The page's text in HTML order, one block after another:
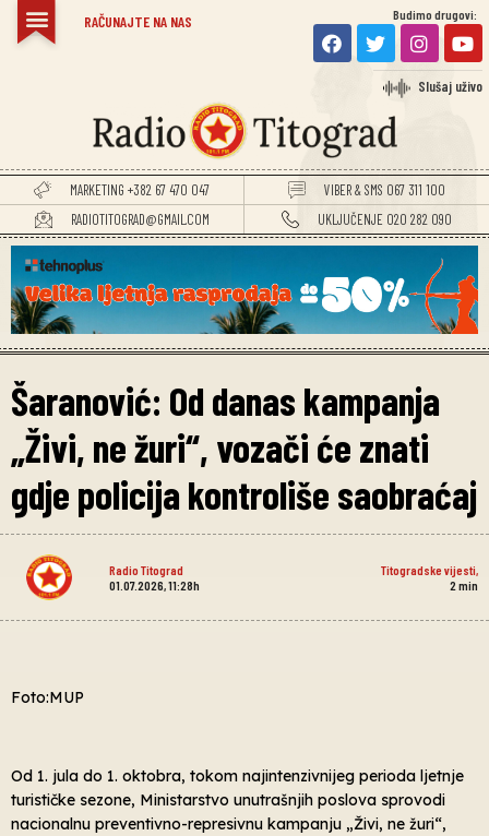
RAČUNAJTE NA NAS Budimo drugovi:
Slušaj uživo
MARKETING +382 67 470 047
VIBER & SMS 067 311 100
RADIOTITOGRAD@GMAIL.COM
UKLJUČENJE 020 282 090
Šaranović: Od danas kampanja
„Živi, ne žuri“, vozači će znati
gdje policija kontroliše saobraćaj
Radio Titograd Titogradske vijesti
01.07.2026, 11:28h
2 min
Foto:MUP
Od 1. jula do 1. oktobra, tokom najintenzivnijeg perioda ljetnje
turističke sezone, Ministarstvo unutrašnjih poslova sprovodi
nacionalnu preventivno-represivnu kampanju „Živi, ne žuri“,